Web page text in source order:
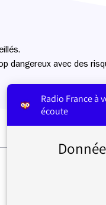
dangereux avec des
Radio France à
écoute